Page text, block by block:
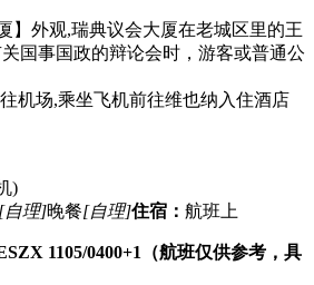
】外观,瑞典议会大厦在老城区里的王
国事国政的辩论会时，游客或普通公
机场,乘坐飞机前往维也纳入住酒店
)
[自理]晚餐[自理]住宿： 航班上
1105/0400+1（航班仅供参考，具